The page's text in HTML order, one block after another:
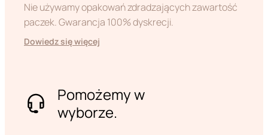
Nie używamy opakowań zdradzających zawartość
paczek. Gwarancja 100% dyskrecji.
Dowiedz się więcej
Pomożemy w
wyborze.